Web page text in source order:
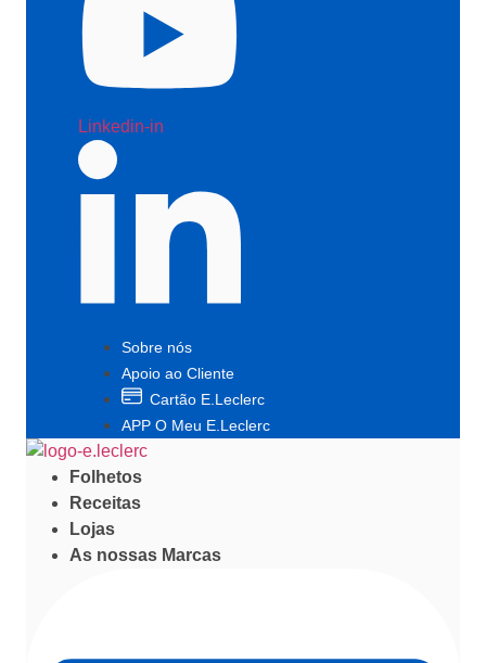
Linkedin-in
Sobre nós
Apoio ao Cliente
Cartão E.Leclerc
APP O Meu E.Leclerc
Folhetos
Receitas
Lojas
As nossas Marcas